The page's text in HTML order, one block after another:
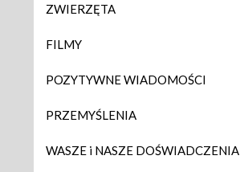
ZWIERZĘTA
FILMY
POZYTYWNE WIADOMOŚCI
PRZEMYŚLENIA
WASZE i NASZE DOŚWIADCZENIA